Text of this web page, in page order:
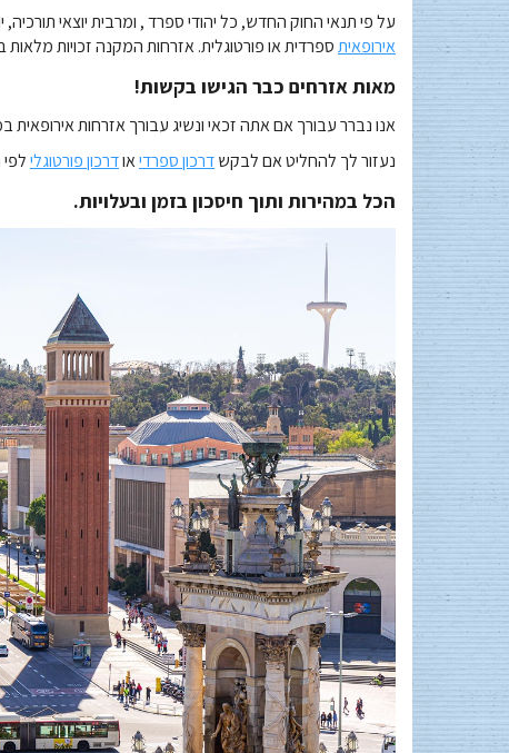
על פי תנאי החוק החדש, כל יהודי ספרד , ומרבית יוצאי
אירופאיתספרדית או פורטוגלית. אזרחות המקנה זכויות מלאות
מאות אזרחים כבר הגישו בקשות!
אנו נברר עבורך אם אתה זכאי ונשיג עבורך אזרחות אירופאית
נעזור לך להחליט אם לבקשדרכון ספרדיאודרכון פורטוגלי
הכל במהירות ותוך חיסכון בזמן ובעלויות.